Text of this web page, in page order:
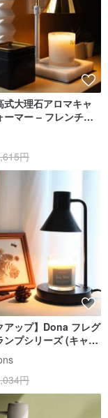
式大理石アロマキャ
ーマー – フレンチゴ
便限定
円
アップ】Dona フレグ
ンプシリーズ (キャン
しません) ギフト推奨
Graduation
円